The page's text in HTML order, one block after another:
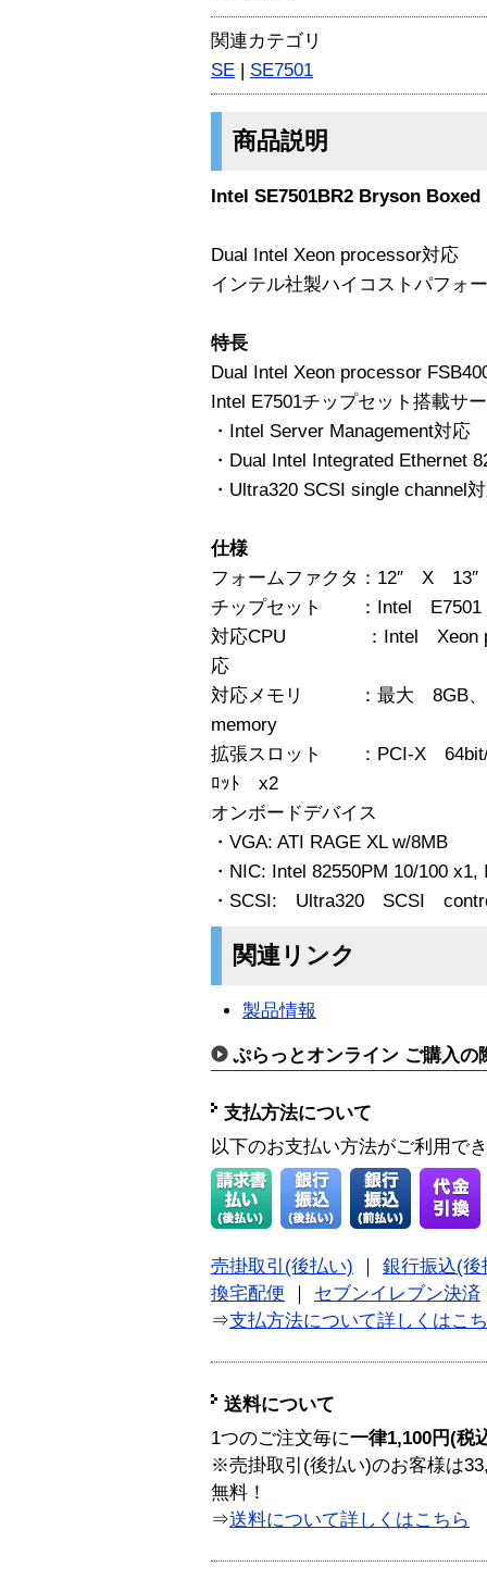
関連カテゴリ
SE | SE7501
商品説明
Intel SE7501BR2 Bryson
Dual Intel Xeon processor対応
インテル社製ハイコストパフォ
特長
Dual Intel Xeon processor
Intel E7501チップセット搭載サ
・Intel Server Management対応
・Dual Intel Integrated Ethernet
・Ultra320 SCSI single channel
仕様
フォームファクタ：12″ X 13″
チップセット ：Intel E7501
対応CPU ：Intel Xeon
応
対応メモリ ：最大 8GB、
memory
拡張スロット ：PCI-X
ﾛｯﾄ x2
オンボードデバイス
・VGA: ATI RAGE XL w/8MB
・NIC: Intel 82550PM 10/100
・SCSI: Ultra320 SCSI
関連リンク
製品情報
ぷらっとオンライン ご購入の
支払方法について
以下のお支払い方法がご利用で
売掛取引(後払い)
銀行振込(後
換宅配便
セブンイレブン決済
⇒支払方法について詳しくはこ
送料について
1つのご注文毎に一律1,100円(税
※売掛取引(後払い)のお客様は
無料！
⇒送料について詳しくはこちら